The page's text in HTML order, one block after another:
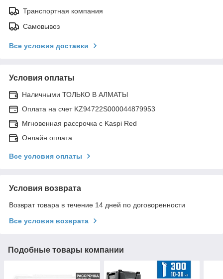
Транспортная компания
Самовывоз
Все условия доставки
Условия оплаты
Наличными ТОЛЬКО В АЛМАТЫ
Оплата на счет KZ94722S000044879953
Мгновенная рассрочка с Kaspi Red
Онлайн оплата
Все условия оплаты
Условия возврата
Возврат товара в течение 14 дней по договоренности
Все условия возврата
Подобные товары компании